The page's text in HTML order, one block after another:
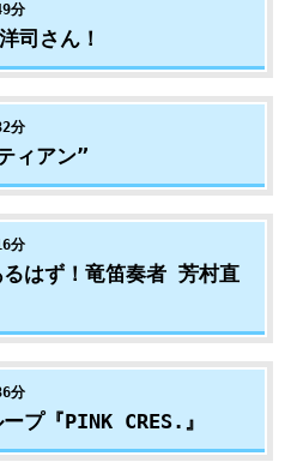
分
司さん！
分
ィアン”
分
はず！竜笛奏者 芳村直
分
プ『PINK CRES.』